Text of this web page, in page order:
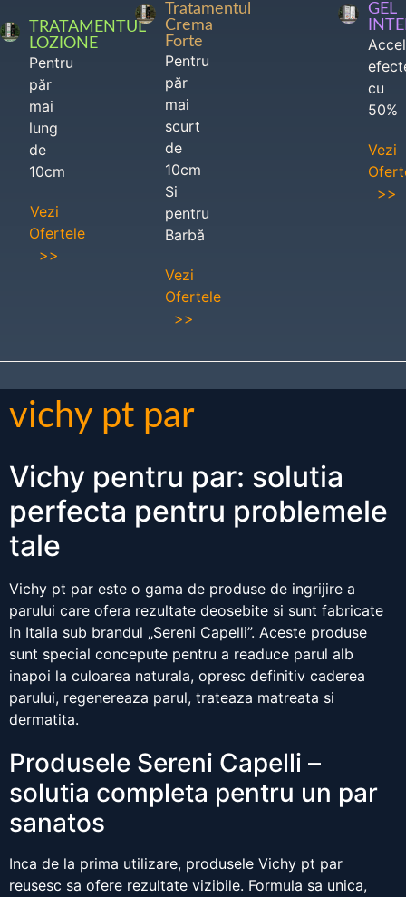
TRATAMENTUL
LOZIONE
Pentru
păr
mai
lung
de
10cm
Vezi
Ofertele
>>
Tratamentul
Crema
Forte
Pentru
păr
mai
scurt
de
10cm
Si
pentru
Barbă
Vezi
Ofertele
>>
GEL
cu
50%
Vezi
>>
vichy pt par
Vichy pentru par: solutia
perfecta pentru problemele
tale
Vichy pt par este o gama de produse de ingrijire a
parului care ofera rezultate deosebite si sunt fabricate
in Italia sub brandul „Sereni Capelli”. Aceste produse
sunt special concepute pentru a readuce parul alb
inapoi la culoarea naturala, opresc definitiv caderea
parului, regenereaza parul, trateaza matreata si
dermatita.
Produsele Sereni Capelli –
solutia completa pentru un par
sanatos
Inca de la prima utilizare, produsele Vichy pt par
reusesc sa ofere rezultate vizibile. Formula sa unica,